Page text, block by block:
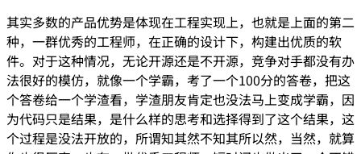
其实多数的产品优势是体现在工程实现上，也就是上面的第二
种，一群优秀的工程师，在正确的设计下，构建出优质的软
件。对于这种情况，无论开源还是不开源，竞争对手都没有办
法很好的模仿，就像一个学霸，考了一个100分的答卷，把这
个答卷给一个学渣看，学渣朋友肯定也没法马上变成学霸，因
为代码只是结果，是什么样的思考和选择得到了这个结果，这
个过程是没法开放的，所谓知其然不知其所以然，当然，就算